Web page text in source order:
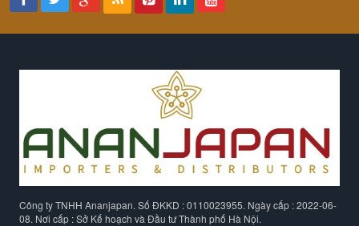
Công ty TNHH Ananjapan. Số ĐKKD : 0110023955. Ngày cấp : 2022-06-
08. Nơi cấp : Sở Kế hoạch và Đầu tư Thành phố Hà Nội.